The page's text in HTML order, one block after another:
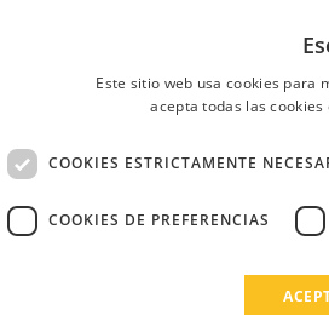
los ratolibros de Anea
Este sitio web usa cookies para
acepta todas las
COOKIES ESTRICTAMENTE
COOKIES DE PREFERENCIAS